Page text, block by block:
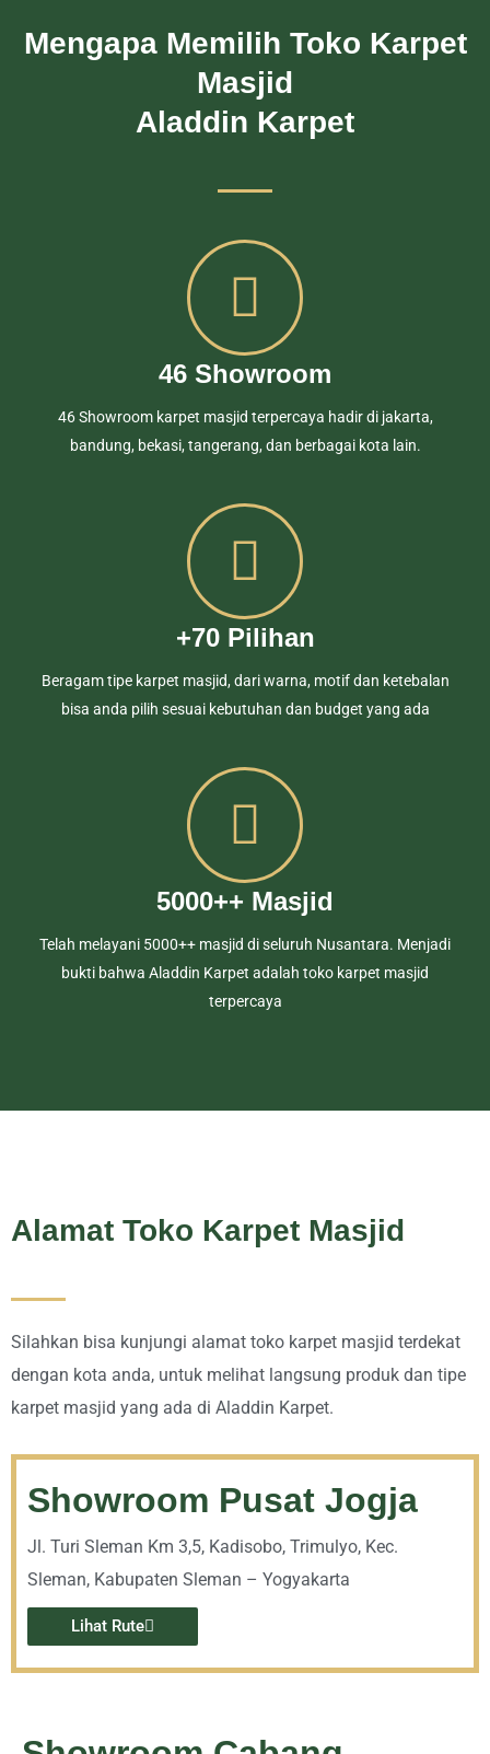
Mengapa Memilih Toko Karpet
Masjid
Aladdin Karpet
46 Showroom
46 Showroom karpet masjid terpercaya hadir di jakarta,
bandung, bekasi, tangerang, dan berbagai kota lain.
+70 Pilihan
Beragam tipe karpet masjid, dari warna, motif dan ketebalan
bisa anda pilih sesuai kebutuhan dan budget yang ada
5000++ Masjid
Telah melayani 5000++ masjid di seluruh Nusantara. Menjadi
bukti bahwa Aladdin Karpet adalah toko karpet masjid
terpercaya
Alamat Toko Karpet Masjid
Silahkan bisa kunjungi alamat toko karpet masjid terdekat
dengan kota anda, untuk melihat langsung produk dan tipe
karpet masjid yang ada di Aladdin Karpet.
Showroom Pusat Jogja
Jl. Turi Sleman Km 3,5, Kadisobo, Trimulyo, Kec.
Sleman, Kabupaten Sleman – Yogyakarta
Lihat Rute